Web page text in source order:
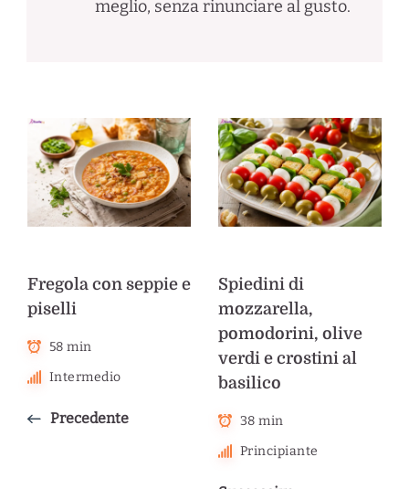
meglio, senza rinunciare al gusto.
Fregola con seppie e
piselli
58 min
Intermedio
Precedente
Spiedini di
mozzarella,
pomodorini, olive
verdi e crostini al
basilico
38 min
Principiante